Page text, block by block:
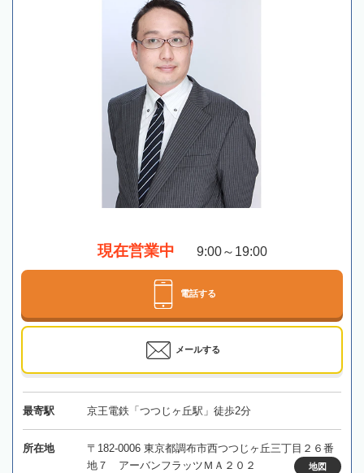
現在営業中 9:00～19:00
電話する
メールする
最寄駅 京王電鉄「つつじヶ丘駅」徒歩2分
所在地
〒182-0006 東京都調布市西つつじヶ丘三丁目２６番
地７ アーバンフラッツＭＡ２０２
地図